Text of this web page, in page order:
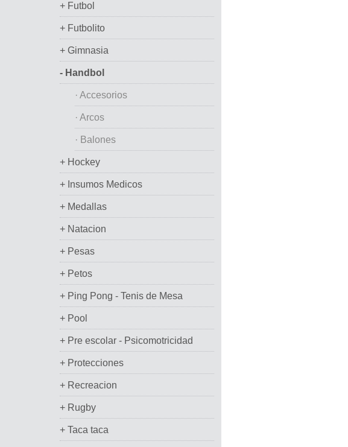
+ Futbol
+ Futbolito
+ Gimnasia
- Handbol
· Accesorios
· Arcos
· Balones
+ Hockey
+ Insumos Medicos
+ Medallas
+ Natacion
+ Pesas
+ Petos
+ Ping Pong - Tenis de Mesa
+ Pool
+ Pre escolar - Psicomotricidad
+ Protecciones
+ Recreacion
+ Rugby
+ Taca taca